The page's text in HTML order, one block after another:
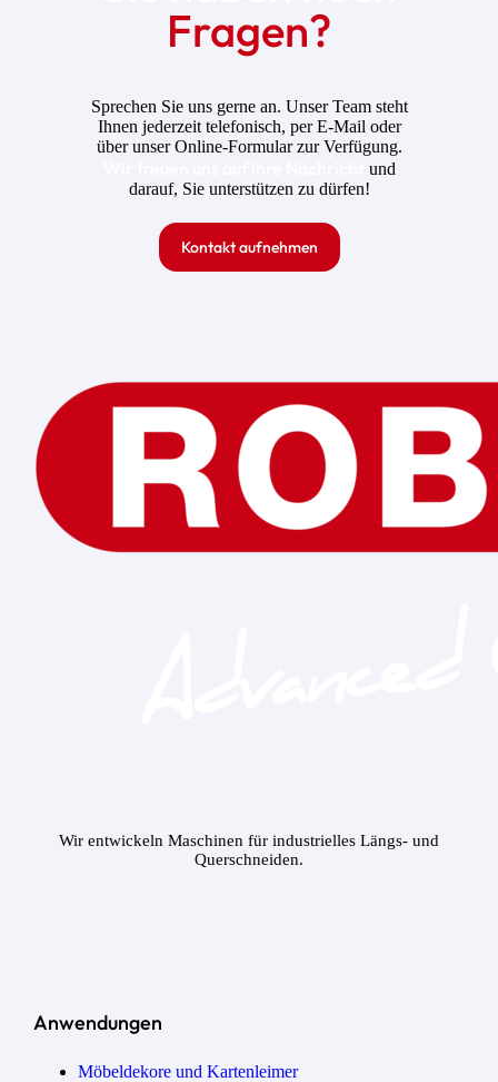
Fragen?
Sprechen Sie uns gerne an. Unser Team steht
Ihnen jederzeit telefonisch, per E-Mail oder
über unser Online-Formular zur Verfügung.
und
darauf, Sie unterstützen zu dürfen!
Kontakt aufnehmen
Wir entwickeln Maschinen für industrielles Längs- und
Querschneiden.
Anwendungen
Möbeldekore und Kartenleimer